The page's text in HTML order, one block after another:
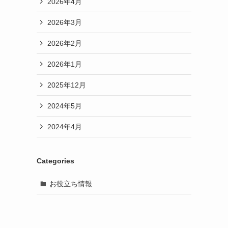
2026年3月
2026年2月
2026年1月
2025年12月
2024年5月
2024年4月
Categories
お役立ち情報